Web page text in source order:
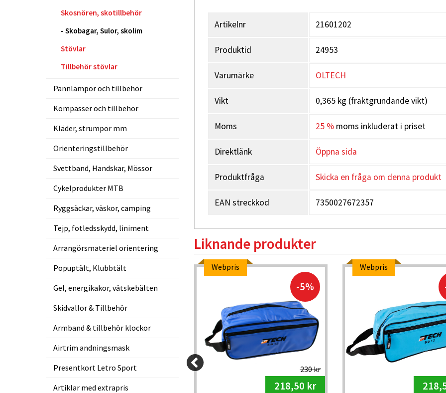
Skosnören, skotillbehör
Skobagar, Sulor, skolim
Stövlar
Tillbehör stövlar
Pannlampor och tillbehör
Kompasser och tillbehör
Kläder, strumpor mm
Orienteringstillbehör
Svettband, Handskar, Mössor
Cykelprodukter MTB
Ryggsäckar, väskor, camping
Tejp, fotledsskydd, liniment
Arrangörsmateriel orientering
Popuptält, Klubbtält
Gel, energikakor, vätskebälten
Skidvallor & Tillbehör
Armband & tillbehör klockor
Airtrim andningsmask
Presentkort Letro Sport
Artiklar med extrapris
Artikelnr 21601202
Produktid 24953
Varumärke OLTECH
Vikt 0,365 kg (fraktgrundande vikt)
Moms 25 %moms inkluderat i priset
Direktlänk Öppna sida
Produktfråga Skicka en fråga om denna produkt
EAN streckkod 7350027672357
Liknande produkter
Webpris
-5%
189,05 kr
Webpris
-5%
230 kr
218,50 kr
Webpris